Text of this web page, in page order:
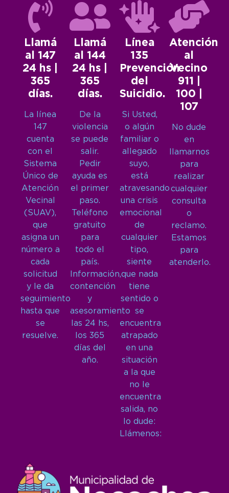
Llamá
al 147
24 hs |
365
días.
La línea
147
cuenta
con el
Sistema
Único de
Atención
Vecinal
(SUAV),
que
asigna un
número a
cada
solicitud
y le da
seguimiento
hasta que
se
resuelve.
Llamá
al 144
24 hs |
365
días.
De la
violencia
se puede
salir.
Pedir
ayuda es
el primer
paso.
Teléfono
gratuito
para
todo el
país.
Información,
contención
y
asesoramiento
las 24 hs,
los 365
días del
año.
Línea
135
Prevención
del
Suicidio.
Si Usted,
o algún
familiar o
allegado
suyo,
está
atravesando
una crisis
emocional
de
cualquier
tipo,
siente
que nada
tiene
sentido o
se
encuentra
atrapado
en una
situación
a la que
no le
encuentra
salida, no
lo dude:
Llámenos:
Atención
al
Vecino
911 |
100 |
107
No dude
en
llamarnos
para
realizar
cualquier
consulta
o
reclamo.
Estamos
para
atenderlo.